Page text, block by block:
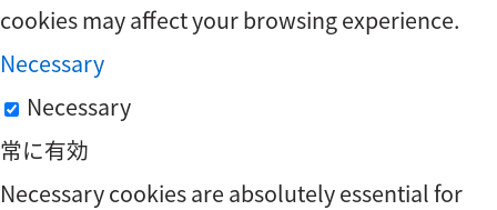
cookies may affect your browsing experience.
Necessary
Necessary
常に有効
Necessary cookies are absolutely essential for